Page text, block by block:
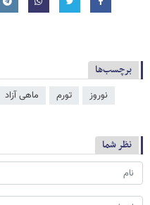
برچسب‌ها
نوروز تورم ماهی آزاد
نظر شما